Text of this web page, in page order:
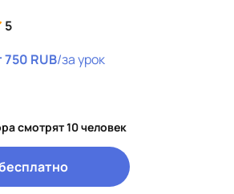
5
750 RUB/за урок
смотрят 10 человек